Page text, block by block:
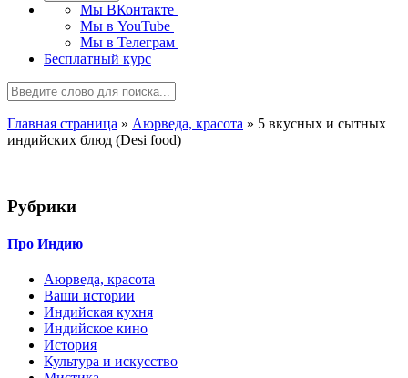
Мы ВКонтакте
Мы в YouTube
Мы в Телеграм
Бесплатный курс
Главная страница » Аюрведа, красота » 5 вкусных и сытных
индийских блюд (Desi food)
Рубрики
Про Индию
Аюрведа, красота
Ваши истории
Индийская кухня
Индийское кино
История
Культура и искусство